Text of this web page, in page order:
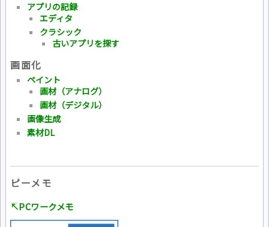
アプリの記録
エディタ
クラシック
古いアプリを探す
画面化
ペイント
画材（アナログ）
画材（デジタル）
画像生成
素材DL
ピーメモ
↸PCワークメモ